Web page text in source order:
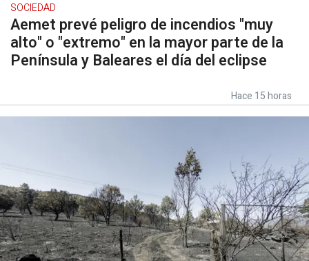
SOCIEDAD
Aemet prevé peligro de incendios "muy
alto" o "extremo" en la mayor parte de la
Península y Baleares el día del eclipse
Hace 15 horas